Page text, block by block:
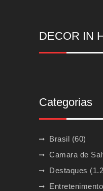
DECOR IN
Categorias
Brasil (60)
Camara de
Destaques
Entretenimento